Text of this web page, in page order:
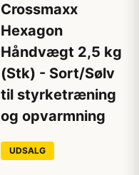
Crossmaxx
Hexagon
Håndvægt 2,5 kg
(Stk) - Sort/Sølv
til styrketræning
og opvarmning
UDSALG